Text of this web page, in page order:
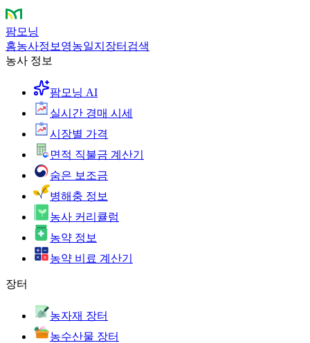
팜모닝
홈농사정보 영농일지 장터 검색
농사 정보
팜모닝 AI
실시간 경매 시세
시장별 가격
면적 직불금 계산기
숨은 보조금
병해충 정보
농사 커리큘럼
농약 정보
농약 비료 계산기
장터
농자재 장터
농수산물 장터